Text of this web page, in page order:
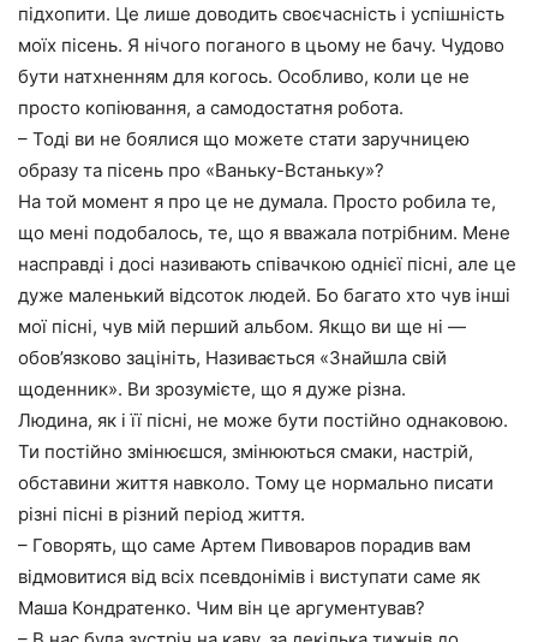
підхопити. Це лише доводить своєчасність і успішність
моїх пісень. Я нічого поганого в цьому не бачу. Чудово
бути натхненням для когось. Особливо, коли це не
просто копіювання, а самодостатня робота.
– Тоді ви не боялися що можете стати заручницею
образу та пісень про «Ваньку-Встаньку»?
На той момент я про це не думала. Просто робила те,
що мені подобалось, те, що я вважала потрібним. Мене
насправді і досі називають співачкою однієї пісні, але це
дуже маленький відсоток людей. Бо багато хто чув інші
мої пісні, чув мій перший альбом. Якщо ви ще ні —
обов’язково зацініть, Називається «Знайшла свій
щоденник». Ви зрозумієте, що я дуже різна.
Людина, як і її пісні, не може бути постійно однаковою.
Ти постійно змінюєшся, змінюються смаки, настрій,
обставини життя навколо. Тому це нормально писати
різні пісні в різний період життя.
– Говорять, що саме Артем Пивоваров порадив вам
відмовитися від всіх псевдонімів і виступати саме як
Маша Кондратенко. Чим він це аргументував?